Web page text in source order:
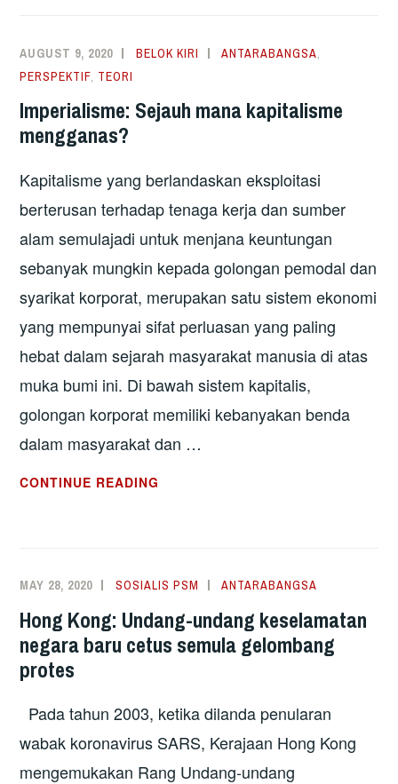
AUGUST 9, 2020 BELOK KIRI ANTARABANGSA,
PERSPEKTIF, TEORI
Imperialisme: Sejauh mana kapitalisme
mengganas?
Kapitalisme yang berlandaskan eksploitasi
berterusan terhadap tenaga kerja dan sumber
alam semulajadi untuk menjana keuntungan
sebanyak mungkin kepada golongan pemodal dan
syarikat korporat, merupakan satu sistem ekonomi
yang mempunyai sifat perluasan yang paling
hebat dalam sejarah masyarakat manusia di atas
muka bumi ini. Di bawah sistem kapitalis,
golongan korporat memiliki kebanyakan benda
dalam masyarakat dan …
CONTINUE READING
MAY 28, 2020 SOSIALIS PSM ANTARABANGSA
Hong Kong: Undang-undang keselamatan
negara baru cetus semula gelombang
protes
Pada tahun 2003, ketika dilanda penularan
wabak koronavirus SARS, Kerajaan Hong Kong
mengemukakan Rang Undang-undang